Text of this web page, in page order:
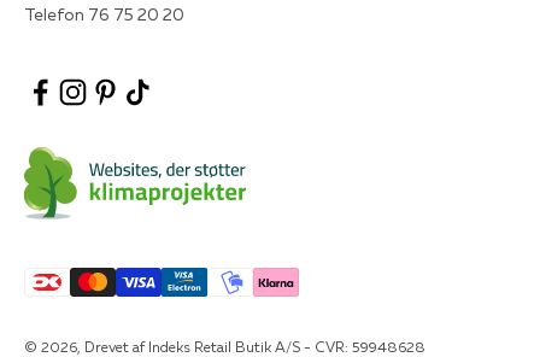
Telefon 76 75 20 20
© 2026, Drevet af Indeks Retail Butik A/S - CVR: 59948628